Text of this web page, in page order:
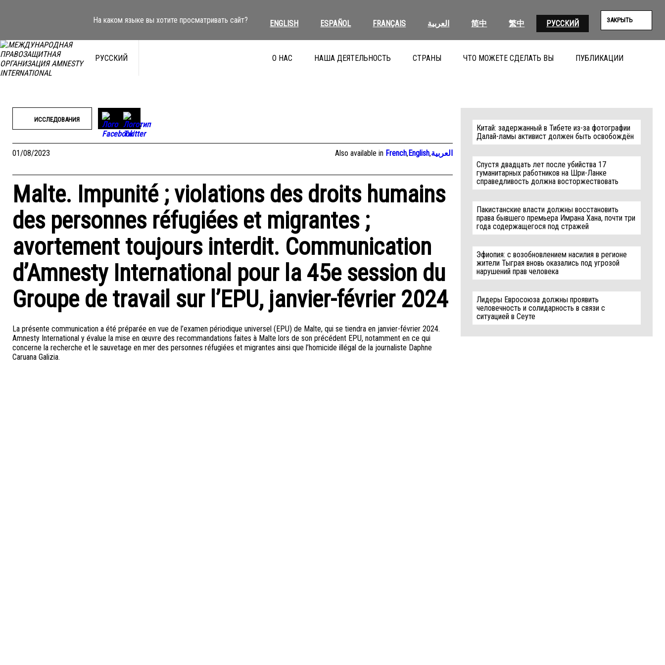
На каком языке вы хотите просматривать сайт? ENGLISH ESPAÑOL FRANÇAIS العربية 简中 繁中 РУССКИЙ ЗАКРЫТЬ
РУССКИЙ О НАС НАША ДЕЯТЕЛЬНОСТЬ СТРАНЫ ЧТО МОЖЕТЕ СДЕЛАТЬ ВЫ ПУБЛИКАЦИИ
ИССЛЕДОВАНИЯ
01/08/2023 Also available in French,English,العربية
Malte. Impunité ; violations des droits humains
des personnes réfugiées et migrantes ;
avortement toujours interdit. Communication
d’Amnesty International pour la 45e session du
Groupe de travail sur l’EPU, janvier-février 2024
La présente communication a été préparée en vue de l’examen périodique universel (EPU) de Malte, qui se tiendra en janvier-février 2024.
Amnesty International y évalue la mise en œuvre des recommandations faites à Malte lors de son précédent EPU, notamment en ce qui
concerne la recherche et le sauvetage en mer des personnes réfugiées et migrantes ainsi que l’homicide illégal de la journaliste Daphne
Caruana Galizia.
Китай: задержанный в Тибете из-за фотографии
Далай-ламы активист должен быть освобождён
Спустя двадцать лет после убийства 17
гуманитарных работников на Шри-Ланке
справедливость должна восторжествовать
Пакистанские власти должны восстановить
права бывшего премьера Имрана Хана, почти три
года содержащегося под стражей
Эфиопия: с возобновлением насилия в регионе
жители Тыграя вновь оказались под угрозой
нарушений прав человека
Лидеры Евросоюза должны проявить
человечность и солидарность в связи с
ситуацией в Сеуте